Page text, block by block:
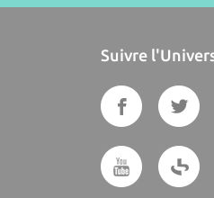
Suivre